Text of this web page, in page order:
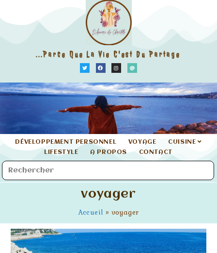
...parce Que La Vie C'est Du Partage
DÉVELOPPEMENT PERSONNEL VOYAGE
CUISINE
LIFESTYLE
A PROPOS CONTACT
voyager
Accueil » voyager